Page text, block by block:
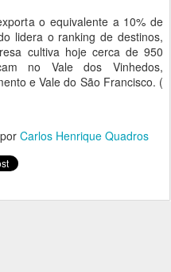
o equivalente a 10% de
lidera o ranking de destinos,
cultiva hoje cerca de 950
no Vale dos Vinhedos,
e Vale do São Francisco. (
por Carlos Henrique Quadros